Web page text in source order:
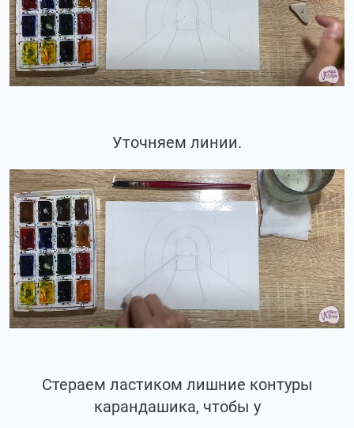
Уточняем линии.
Стераем ластиком лишние контуры
карандашика, чтобы у